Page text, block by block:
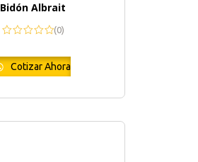
Bidón Albrait
(0)
Cotizar Ahora